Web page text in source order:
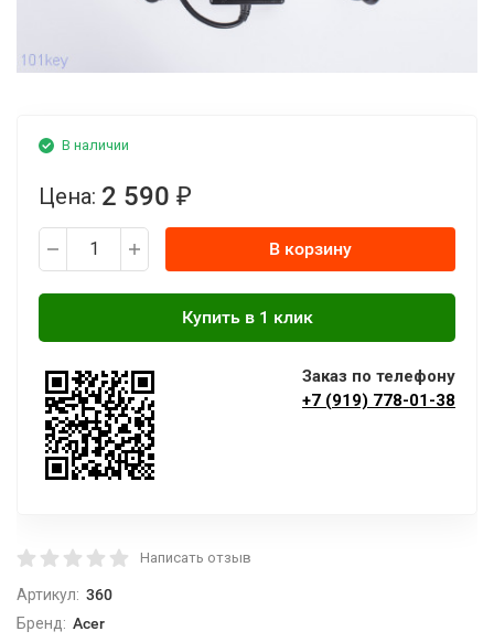
В наличии
Цена: 2 590 ₽
В корзину
Заказ по телефону
+7 (919) 778-01-38
Написать отзыв
Артикул: 360
Бренд: Acer